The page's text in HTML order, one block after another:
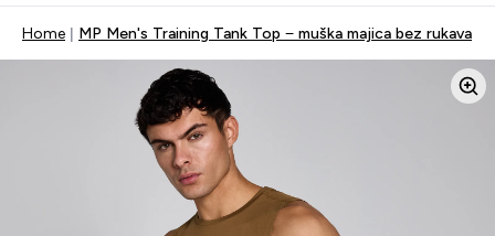
Home MP Men's Training Tank Top − muška majica bez rukava